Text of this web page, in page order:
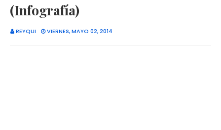
(Infografía)
REYQUI VIERNES, MAYO 02, 2014